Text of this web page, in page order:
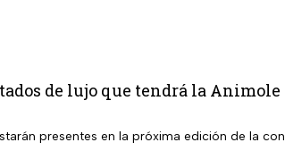
de lujo que tendrá la Animole
presentes en la próxima edición de la